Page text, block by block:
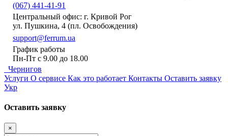
(067) 441-41-91
Центральный офис: г. Кривой Рог
ул. Пушкина, 4 (пл. Освобождения)
support@ferrum.ua
График работы
Пн-Пт с 9.00 до 18.00
Чернигов
Услуги О сервисе Как это работает Контакты Оставить заявку
Укр
Оставить заявку
×